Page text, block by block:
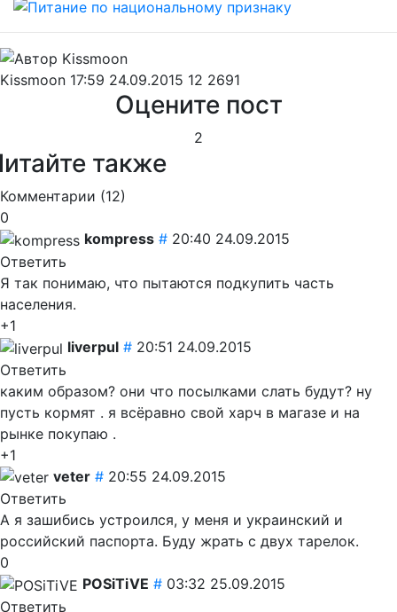
Kissmoon 17:59 24.09.2015 12 2691
Оцените пост
2
также
Комментарии (12)
0
kompress # 20:40 24.09.2015
Ответить
Я так понимаю, что пытаются подкупить часть
населения.
+1
liverpul # 20:51 24.09.2015
Ответить
каким образом? они что посылками слать будут? ну
пусть кормят . я всёравно свой харч в магазе и на
рынке покупаю .
+1
veter # 20:55 24.09.2015
Ответить
А я зашибись устроился, у меня и украинский и
российский паспорта. Буду жрать с двух тарелок.
0
POSiTiVE # 03:32 25.09.2015
Ответить